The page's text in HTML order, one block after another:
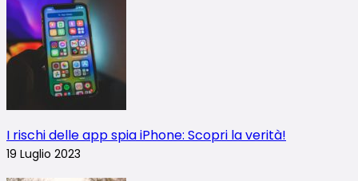
I rischi delle app spia iPhone: Scopri la verità!
19 Luglio 2023